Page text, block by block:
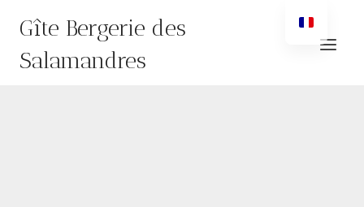
contenu
Gîte Bergerie des
Salamandres